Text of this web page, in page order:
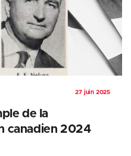
27 juin 2025
de la
canadien 2024